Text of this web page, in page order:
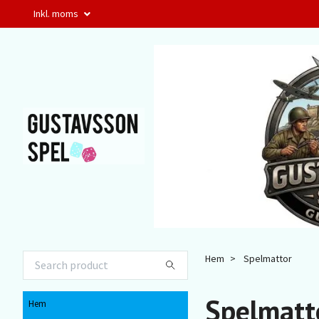
Inkl. moms
Hem
Hem Spelmattor